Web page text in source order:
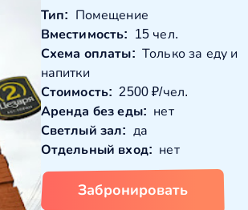
Тип:
Помещение
Вместимость:
15 чел.
Схема оплаты: Только за еду и
напитки
Стоимость: 2500 ₽/чел.
Аренда без еды: нет
Светлый зал:
да
Отдельный вход: нет
Забронировать